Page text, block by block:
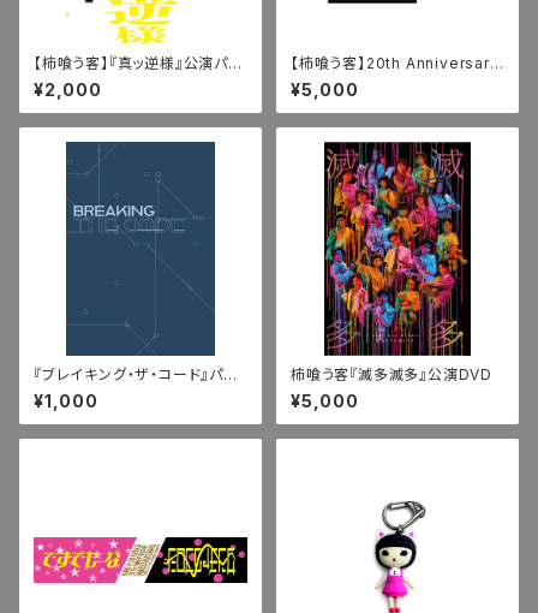
【柿喰う客】『真ッ逆様』公演パン
フレット
¥2,000
【柿喰う客】20th Anniversary
ロングTシャツ（XL）
¥5,000
『ブレイキング・ザ・コード』パン
フレット
¥1,000
柿喰う客『滅多滅多』公演DVD
¥5,000